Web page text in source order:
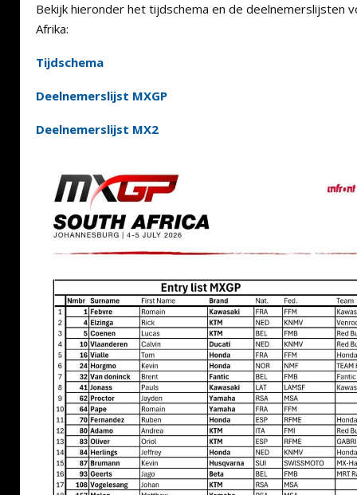
Bekijk hieronder het tijdschema en de deelnemerslijsten
Afrika:
Tijdschema
Deelnemerslijst MXGP
Deelnemerslijst MX2